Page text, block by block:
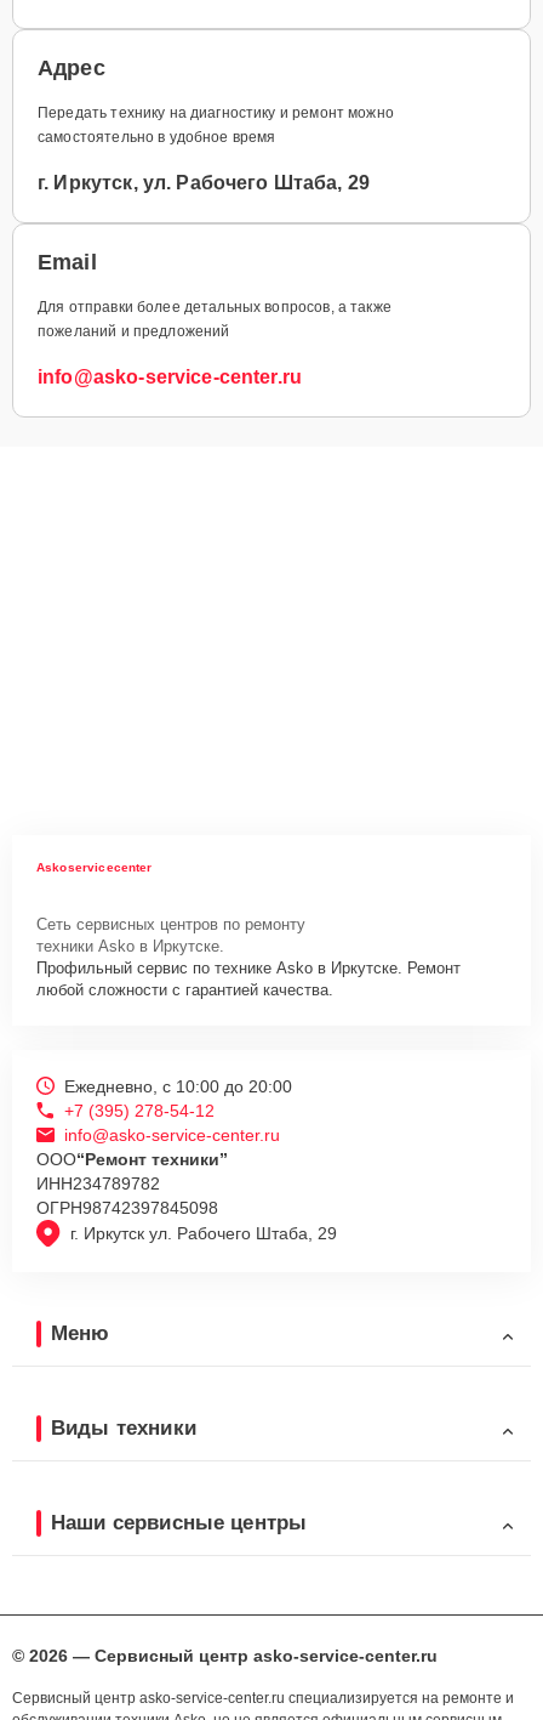
Адрес
Передать технику на диагностику и ремонт можно
самостоятельно в удобное время
г. Иркутск, ул. Рабочего Штаба, 29
Email
Для отправки более детальных вопросов, а также
пожеланий и предложений
info@asko-service-center.ru
Askoservicecenter
Сеть сервисных центров по ремонту
техники Asko в Иркутске.
Профильный сервис по технике Asko в Иркутске. Ремонт
любой сложности с гарантией качества.
г. Иркутск ул. Рабочего Штаба, 29
Ежедневно, с 10:00 до 20:00
+7 (395) 278-54-12
info@asko-service-center.ru
ООО“Ремонт техники”
ИНН234789782
ОГРН98742397845098
Меню
Виды техники
Наши сервисные центры
© 2026 — Сервисный центр asko-service-center.ru
Сервисный центр asko-service-center.ru специализируется на ремонте и